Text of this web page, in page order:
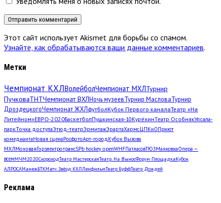
Этот сайт использует Akismet для борьбы со спамом.
Узнайте, как обрабатываются ваши данные комментариев.
Метки
Чемпионат КХЛВолейболЧемпионат МХЛТурнир
ПучковаТНТЧемпионат ВХЛНочь музеевТурнир МасловаТурнир
ДроздецкогоЧемпионат ЖХЛфутболКубок Первого каналаТеатр «На
Литейном»ЕВРО-2020БаскетболПушкинская-10КурёхинТеатр ОсобнякУпсала-
паркТочка доступаЭтюд-театрЭрмитажЭрартаХармсЦПКиОПриют
комедиантаНовая сценаРосфотоАрт-город Кубок Вызова
МХЛМоховаяГорэлектротрансSPb hockey openWHFПатласовТЮЗМаяковкаОпера —
всемМЧМ2020СкороходТеатр МастерскаяТеатр. На ВыносФорум ПлощадкаКубок
АЛРОСАМанежБТКМатч Звёзд КХЛЛенфильмТеатр БуффТеатр Дождей
Реклама